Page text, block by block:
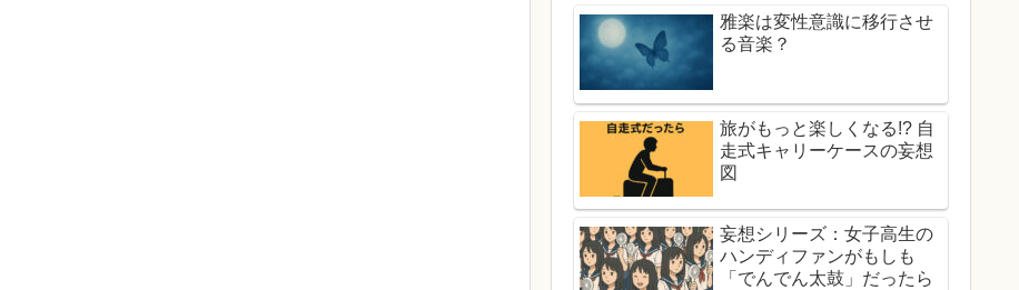
雅楽は変性意識に移行させ
る音楽？
旅がもっと楽しくなる!? 自
走式キャリーケースの妄想
図
妄想シリーズ：女子高生の
ハンディファンがもしも
「でんでん太鼓」だったら